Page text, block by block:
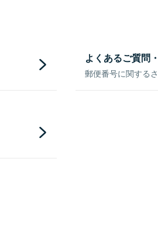
よくあるご質問
郵便番号に関する